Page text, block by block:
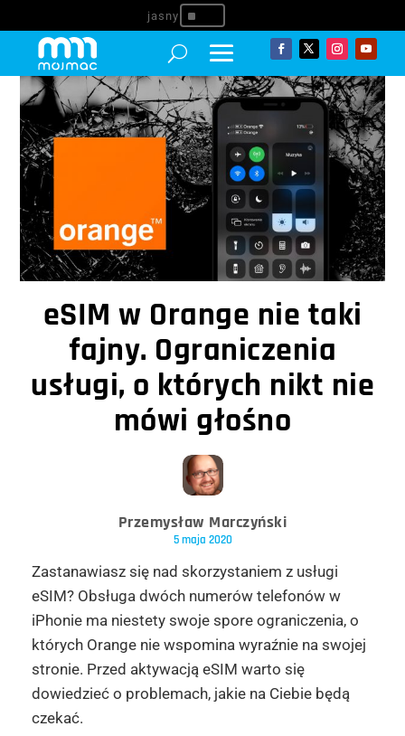
^
eSIM w Orange nie taki
fajny. Ograniczenia
usługi, o których nikt nie
mówi głośno
Przemysław Marczyński
5 maja 2020
Zastanawiasz się nad skorzystaniem z usługi
eSIM? Obsługa dwóch numerów telefonów w
iPhonie ma niestety swoje spore ograniczenia, o
których Orange nie wspomina wyraźnie na swojej
stronie. Przed aktywacją eSIM warto się
dowiedzieć o problemach, jakie na Ciebie będą
czekać.